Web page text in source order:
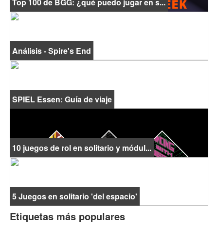
Top 100 de BGG: ¿qué puedo jugar en s...
Análisis - Spire's End
SPIEL Essen: Guía de viaje
10 juegos de rol en solitario y módul...
5 Juegos en solitario 'del espacio'
Etiquetas más populares